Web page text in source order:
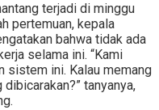
terjadi di minggu
pertemuan, kepala
bahwa tidak ada
selama ini. “Kami
sistem ini. Kalau memang
tanyanya,